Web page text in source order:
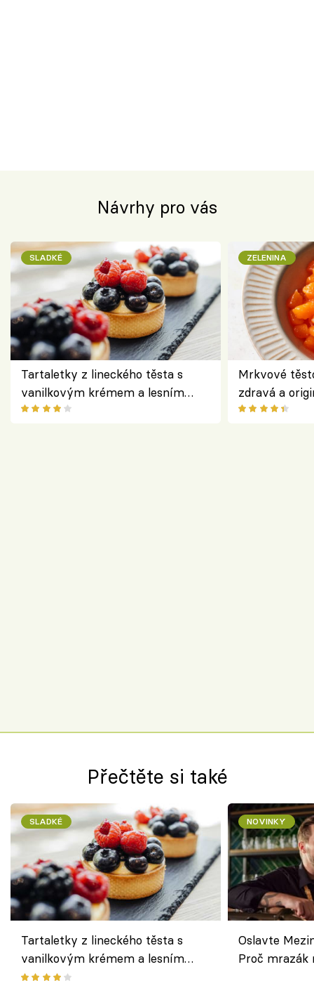
Návrhy pro vás
SLADKÉ
Tartaletky z lineckého těsta s
vanilkovým krémem a lesním
ovocem podle Bread Society
ZELENINA
Mrkvové
zdravá a
klasiky
Přečtěte si také
SLADKÉ
Tartaletky z lineckého těsta s
vanilkovým krémem a lesním
ovocem podle Bread Society
NOVINKY
Oslavte
Proč